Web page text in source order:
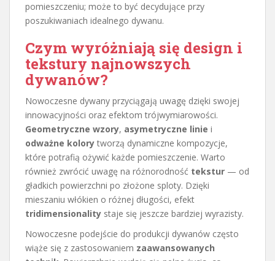
pomieszczeniu; może to być decydujące przy
poszukiwaniach idealnego dywanu.
Czym wyróżniają się design i
tekstury najnowszych
dywanów?
Nowoczesne dywany przyciągają uwagę dzięki swojej
innowacyjności oraz efektom trójwymiarowości.
Geometryczne wzory, asymetryczne linie i
odważne kolory tworzą dynamiczne kompozycje,
które potrafią ożywić każde pomieszczenie. Warto
również zwrócić uwagę na różnorodność tekstur — od
gładkich powierzchni po złożone sploty. Dzięki
mieszaniu włókien o różnej długości, efekt
tridimensionality staje się jeszcze bardziej wyrazisty.
Nowoczesne podejście do produkcji dywanów często
wiąże się z zastosowaniem zaawansowanych